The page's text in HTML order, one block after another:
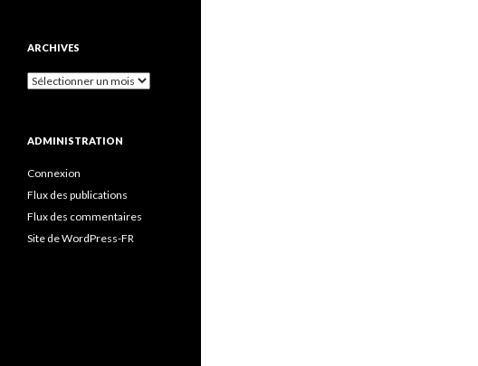
ARCHIVES
Archives
ADMINISTRATION
Connexion
Flux des publications
Flux des commentaires
Site de WordPress-FR